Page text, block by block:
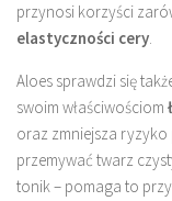
przynosi korzyści
elastyczności cery.
Aloes sprawdzi się
swoim właściwościom
oraz zmniejsza
przemywać twarz
tonik – pomaga to